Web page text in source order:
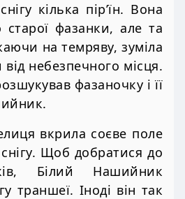
кілька пір’їн. Вона
старої фазанки, але та
на темряву, зуміла
від небезпечного місця.
фазаночку і її
вкрила соєве поле
Щоб добратися до
Білий Нашийник
траншеї. Іноді він так